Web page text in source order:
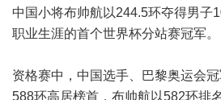
中国小将布帅航以244.5环夺得男子
职业生涯的首个世界杯分站赛冠军。
资格赛中，中国选手、巴黎奥运会
588环高居榜首，布帅航以582环排